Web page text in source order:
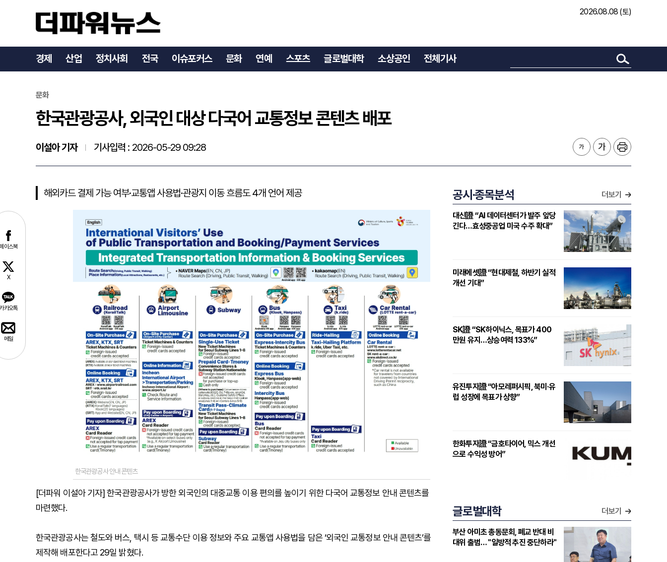
2026.08.08 (토)
경제 산업 정치사회 전국 이슈포커스 문화 연예 스포츠 글로벌대학 소상공인 전체기사
한국관광공사, 외국인 대상 다국어 교통정보 콘텐츠 배포
이스북
X
카오톡
메일
문화
한국관광공사, 외국인 대상 다국어 교통정보 콘텐츠 배포
이설아 기자 기사입력 : 2026-05-29 09:28
해외카드 결제 가능 여부·교통앱 사용법·관광지 이동 흐름도 4개 언어 제공
한국관광공사 안내 콘텐츠
[더파워 이설아 기자] 한국관광공사가 방한 외국인의 대중교통 이용 편의를 높이기 위한 다국어 교통정보 안내 콘텐츠를
마련했다.
한국관광공사는 철도와 버스, 택시 등 교통수단 이용 정보와 주요 교통앱 사용법을 담은 ‘외국인 교통정보 안내 콘텐츠’를
제작해 배포한다고 29일 밝혔다.
공시·종목분석 더보기
대신證 “AI 데이터센터가 발주 앞당
긴다…효성중공업 미국 수주 확대”
미래에셋證 “현대제철, 하반기 실적
개선 기대”
SK證 “SK하이닉스, 목표가 400
만원 유지…상승여력 133%”
유진투자證 “아모레퍼시픽, 북미·유
럽 성장에 목표가 상향”
한화투자證 “금호타이어, 믹스 개선
으로 수익성 방어”
글로벌대학 더보기
부산 아미초 총동문회, 폐교 반대 비
대위 출범… "일방적 추진 중단하라"